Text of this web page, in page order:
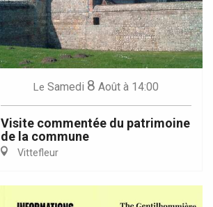
Le Samedi 8 Août à 14:00
Visite commentée du patrimoine
de la commune
Vittefleur